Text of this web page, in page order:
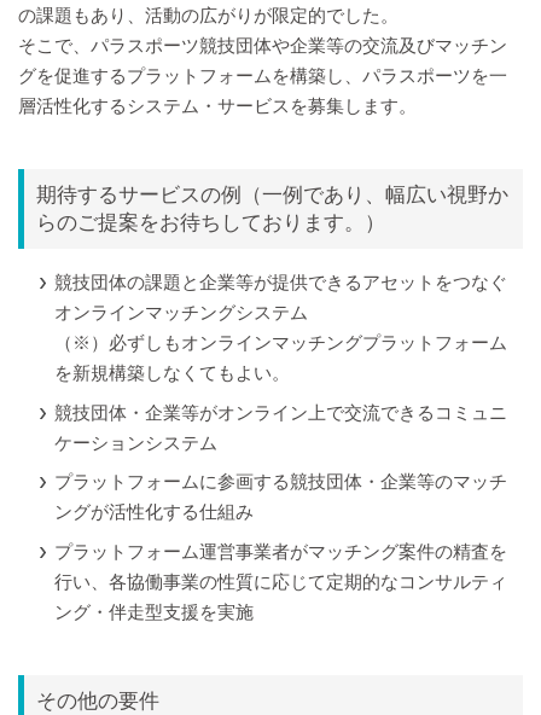
の課題もあり、活動の広がりが限定的でした。
そこで、パラスポーツ競技団体や企業等の交流及びマッチン
グを促進するプラットフォームを構築し、パラスポーツを一
層活性化するシステム・サービスを募集します。
期待するサービスの例（一例であり、幅広い視野か
らのご提案をお待ちしております。）
競技団体の課題と企業等が提供できるアセットをつなぐ
オンラインマッチングシステム
（※）必ずしもオンラインマッチングプラットフォーム
を新規構築しなくてもよい。
競技団体・企業等がオンライン上で交流できるコミュニ
ケーションシステム
プラットフォームに参画する競技団体・企業等のマッチ
ングが活性化する仕組み
プラットフォーム運営事業者がマッチング案件の精査を
行い、各協働事業の性質に応じて定期的なコンサルティ
ング・伴走型支援を実施
その他の要件